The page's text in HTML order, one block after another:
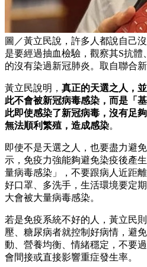
圖／黃立民說，許多人都說自己
是要經過抽血檢驗，觀察其S抗
的沒有染過新冠肺炎。取自聯合
黃立民說明， 真正的天選之人，
此不會被新冠病毒感染，而是「
此即使感染了新冠病毒，沒有足
無法順利繁殖，造成感染。
即使不是天選之人，也要盡力避
示，免疫力強能夠避免染疫後產
量病毒感染」，不要跟病人近距
好口罩、多洗手，生活環境要定
大會被大量病毒感染。
若是免疫系統不好的人，黃立民
壓、糖尿病者就控制好病情，避
動、營養均衡、情緒穩定，不要
會間接或直接影響重症發生率。